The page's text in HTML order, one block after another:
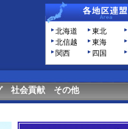
北海道 東北
北信越
東海
関西
四国
社会貢献 その他